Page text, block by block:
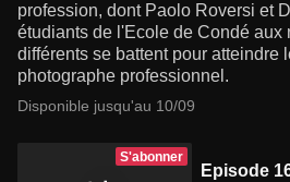
profession, dont Paolo Roversi et
étudiants de l'Ecole de Condé aux
différents se battent pour atteindre
photographe professionnel.
Disponible jusqu'au 10/09
S'abonner
Episode